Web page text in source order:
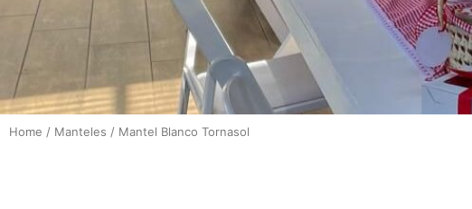
Home / Manteles / Mantel Blanco Tornasol